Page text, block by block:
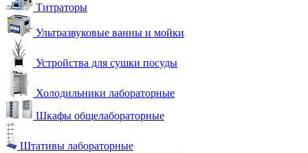
Титраторы
Ультразвуковые ванны и мойки
Устройства для сушки посуды
Холодильники лабораторные
Шкафы общелабораторные
Штативы лабораторные